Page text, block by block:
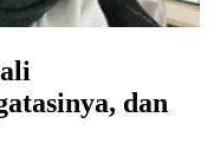
dan